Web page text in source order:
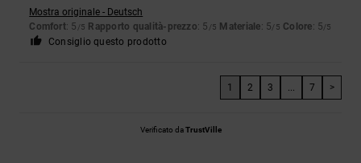
Mostra originale - Deutsch
Comfort: 5 /5 Rapporto qualità-prezzo: 5 /5 Materiale: 5/5 Colore: 5/5
Consiglio questo prodotto
1 2 3 7 >
Verificato daTrustVille